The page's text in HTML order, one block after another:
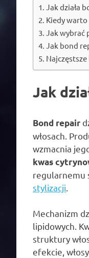
Jak działa
Kiedy
Jak wybrać
Jak bond
Jak
Bond repair
włosach.
wzmacnia
kwas
regularnemu
stylizacji
Mechanizm
lipidowych.
struktury
efekcie,